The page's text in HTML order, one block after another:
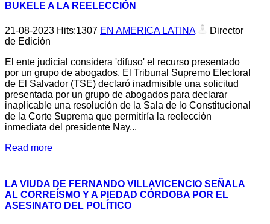
BUKELE A LA REELECCIÓN
21-08-2023 Hits:1307 EN AMERICA LATINA
Director
de Edición
El ente judicial considera 'difuso' el recurso presentado
por un grupo de abogados. El Tribunal Supremo Electoral
de El Salvador (TSE) declaró inadmisible una solicitud
presentada por un grupo de abogados para declarar
inaplicable una resolución de la Sala de lo Constitucional
de la Corte Suprema que permitiría la reelección
inmediata del presidente Nay...
Read more
LA VIUDA DE FERNANDO VILLAVICENCIO SEÑALA
AL CORREÍSMO Y A PIEDAD CÓRDOBA POR EL
ASESINATO DEL POLÍTICO